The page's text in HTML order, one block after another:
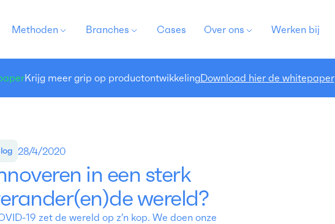
Methoden Branches Cases Over ons Werken bij
Krijg meer grip op productontwikkelingDownload hier de whitepaper
28/4/2020
in een sterk
wereld?
19 zet de wereld op z’n kop. We doen onze